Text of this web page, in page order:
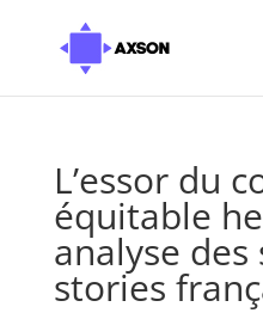
L’essor du
équitable
analyse des
stories